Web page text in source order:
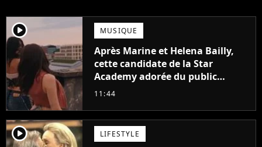
player2 MUSIQUE
Après Marine et Helena Bailly,
cette candidate de la Star
Academy adorée du public
annonce son premier album,
11:44
player2 LIFESTYLE